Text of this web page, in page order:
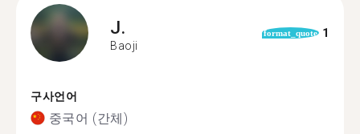
J.
Baoji
format_quote 1
구사언어
중국어 (간체)